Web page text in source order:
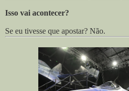
Isso vai acontecer?
Se eu tivesse que apostar? Não.